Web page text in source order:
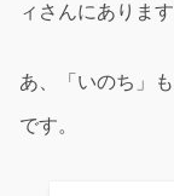
ィさんにありま
あ、「いのち」
です。